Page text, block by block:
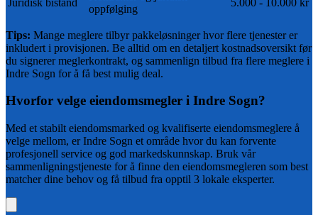
oppfølging
Tips: Mange meglere tilbyr pakkeløsninger hvor flere tjenester er
inkludert i provisjonen. Be alltid om en detaljert kostnadsoversikt før
du signerer meglerkontrakt, og sammenlign tilbud fra flere meglere i
Indre Sogn for å få best mulig deal.
Hvorfor velge eiendomsmegler i Indre Sogn?
Med et stabilt eiendomsmarked og kvalifiserte eiendomsmeglere å
velge mellom, erIndre Sogn et område hvor du kan forvente
profesjonell service og god markedskunnskap. Bruk vår
sammenligningstjeneste for å finne den eiendomsmegleren som best
matcher dine behov og få tilbud fra opptil 3 lokale eksperter.